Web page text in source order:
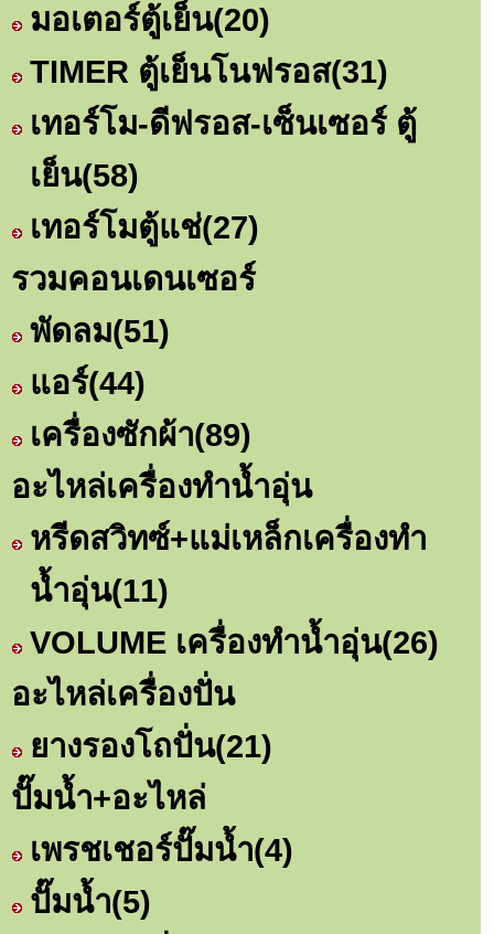
มอเตอร์ตู้เย็น(20)
TIMER ตู้เย็นโนฟรอส(31)
เทอร์โม-ดีฟรอส-เซ็นเซอร์ ตู้
เย็น(58)
เทอร์โมตู้แช่(27)
รวมคอนเดนเซอร์
พัดลม(51)
แอร์(44)
เครื่องซักผ้า(89)
อะไหล่เครื่องทำน้ำอุ่น
หรีดสวิทซ์+แม่เหล็กเครื่องทำ
น้ำอุ่น(11)
VOLUME เครื่องทำน้ำอุ่น(26)
อะไหล่เครื่องปั่น
ยางรองโถปั่น(21)
ปั๊มน้ำ+อะไหล่
เพรชเชอร์ปั๊มน้ำ(4)
ปั๊มน้ำ(5)